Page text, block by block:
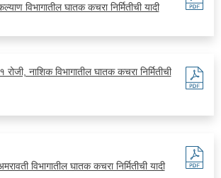
विभागातील घातक कचरा निर्मितीची यादी
नाशिक विभागातील घातक कचरा निर्मितीची
विभागातील घातक कचरा निर्मितीची यादी